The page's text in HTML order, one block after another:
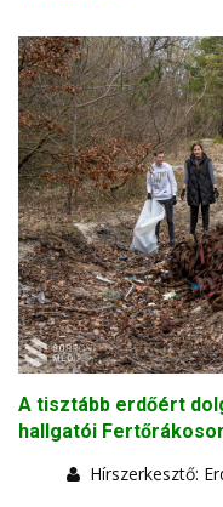
A tisztább erdőért
hallgatói
Hírszerkesztő: